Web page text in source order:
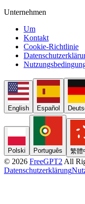
Unternehmen
Um
Kontakt
Cookie-Richtlinie
English Español
Polski Português 繁體
© 2026 FreeGPT2 All
Datenschutzerklärung